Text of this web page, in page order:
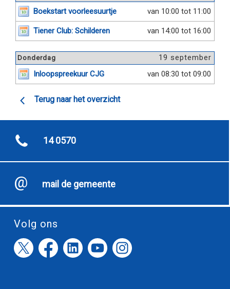
van 10:00 tot 11:00
Boekstart voorleesuurtje
van 14:00 tot 16:00
Tiener Club: Schilderen
19 september
Donderdag
van 08:30 tot 09:00
Inloopspreekuur CJG
Terug naar het overzicht
14 0570
mail de gemeente
Volg ons